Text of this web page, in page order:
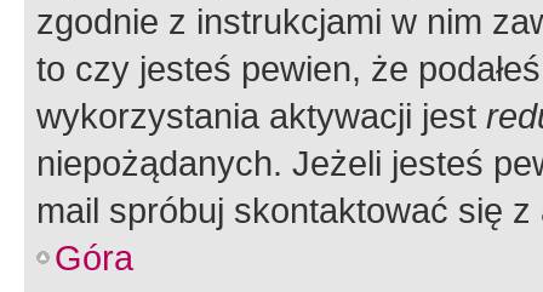
zgodnie z instrukcjami w nim
to czy jesteś pewien, że
wykorzystania aktywacji jest
niepożądanych. Jeżeli jesteś
mail spróbuj skontaktować się
Góra